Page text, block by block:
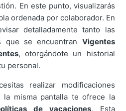
En este punto, visualizarás
ordenada por colaborador. En
detalladamente tanto las
que se encuentran Vigentes
, otorgándote un historial
personal.
realizar modificaciones
la misma pantalla te ofrece la
de vacaciones. Esta